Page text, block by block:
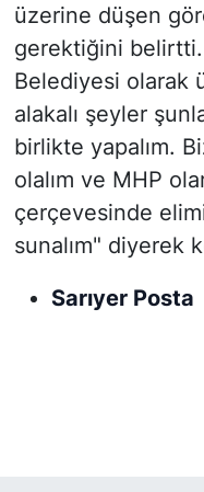
üzerine düşen
gerektiğini belirtti.
Belediyesi olarak
alakalı şeyler
birlikte yapalım.
olalım ve MHP
çerçevesinde
sunalım" diyerek
Sarıyer Posta